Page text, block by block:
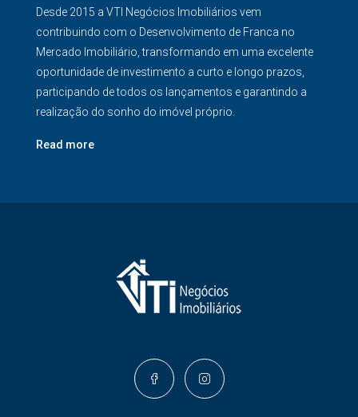
Desde 2015 a VTI Negócios Imobiliários vem
contribuindo com o Desenvolvimento de Franca no
Mercado Imobiliário, transformando em uma excelente
oportunidade de investimento a curto e longo prazos,
participando de todos os lançamentos e garantindo a
realização do sonho do imóvel próprio.
Read more